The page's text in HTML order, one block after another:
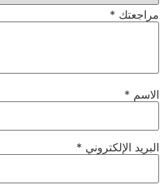
مراجعتك *
الاسم *
البريد الإلكتروني *